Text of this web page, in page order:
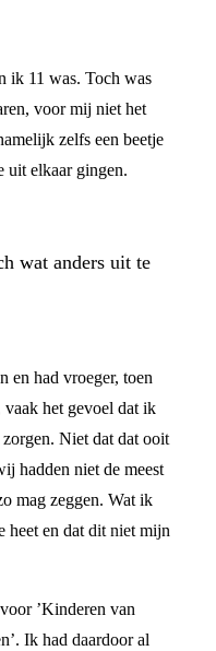
ik 11 was. Toch was
voor mij niet het
zelfs een beetje
uit elkaar gingen.
wat anders uit te
en had vroeger, toen
het gevoel dat ik
Niet dat dat ooit
hadden niet de meest
mag zeggen. Wat ik
heet en dat dit niet mijn
’Kinderen van
Ik had daardoor al